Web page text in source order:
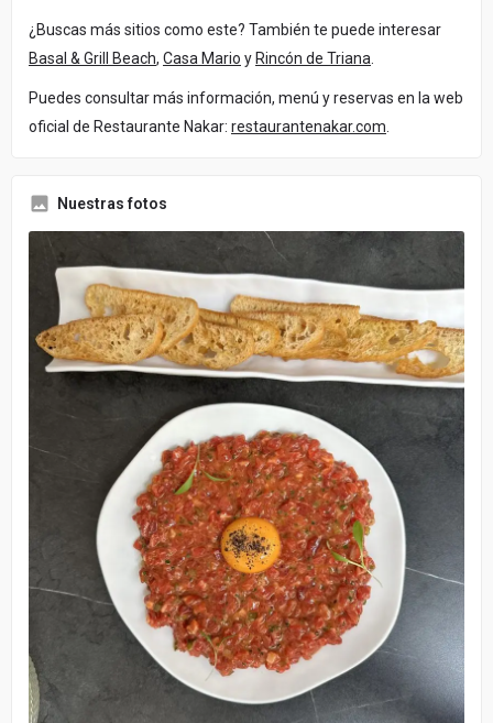
¿Buscas más sitios como este? También te puede interesar
Basal & Grill Beach, Casa Mario y Rincón de Triana
Puedes consultar más información, menú y reservas en la web
oficial de Restaurante Nakar: restaurantenakar.com
Nuestras fotos